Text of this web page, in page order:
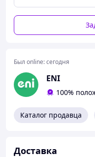
см. Габаритные
Был online:сегодня
ENI
100%
Каталог продавца
Доставка